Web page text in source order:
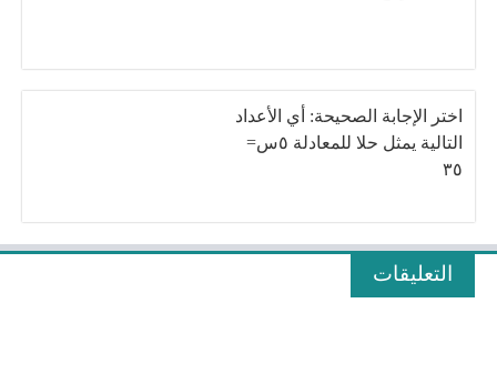
اختر الإجابة الصحيحة: أي الأعداد
التالية يمثل حلا للمعادلة ٥س=
٣٥
التعليقات